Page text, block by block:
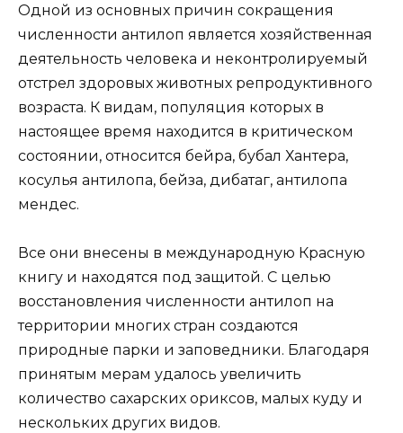
Одной из основных причин сокращения
численности антилоп является хозяйственная
деятельность человека и неконтролируемый
отстрел здоровых животных репродуктивного
возраста. К видам, популяция которых в
настоящее время находится в критическом
состоянии, относится бейра, бубал Хантера,
косулья антилопа, бейза, дибатаг, антилопа
мендес.
Все они внесены в международную Красную
книгу и находятся под защитой. С целью
восстановления численности антилоп на
территории многих стран создаются
природные парки и заповедники. Благодаря
принятым мерам удалось увеличить
количество сахарских ориксов, малых куду и
нескольких других видов.